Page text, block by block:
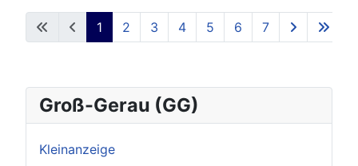
1 2 3 4 5 6 7
Groß-Gerau (GG)
Kleinanzeige